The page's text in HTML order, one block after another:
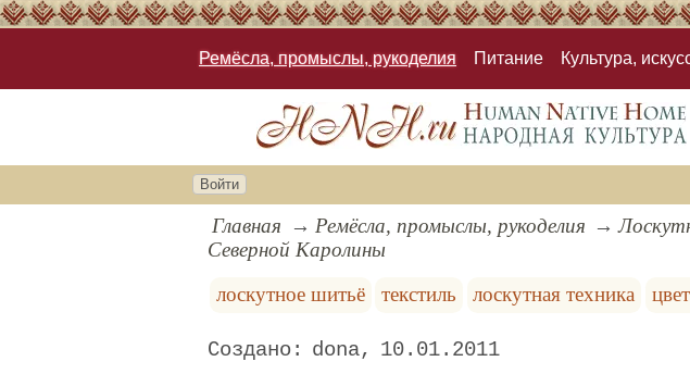
Ремёсла, промыслы, рукоделия Питание Культура,
Войти
Главная Ремёсла, промыслы, рукоделия
Северной Каролины
лоскутное шитьё
текстиль лоскутная техника
dona 10.01.2011